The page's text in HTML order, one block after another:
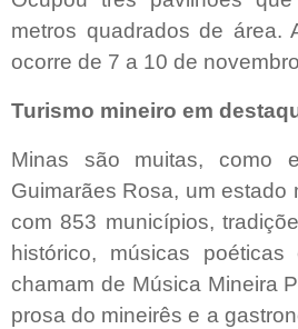
metros quadrados de área.
ocorre de 7 a 10 de
Turismo mineiro em
Minas são muitas, como
Guimarães Rosa, um estado
com 853 municípios,
histórico, músicas
chamam de Música Mineira
prosa do mineirês e a